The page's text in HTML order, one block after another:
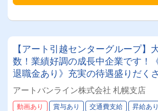
【アート引越センターグループ】
数！業績好調の成長中企業です！
退職金あり》充実の待遇盛りだく
ます！《大型ドライバー》★未経
プライベートの両立が叶う環境で
アートバンライン株式会社 札幌支店
動画あり 賞与あり 交通費支給 昇給あり